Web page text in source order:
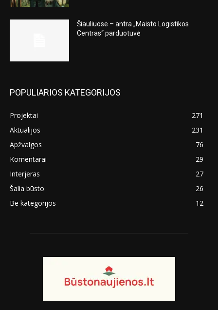
Šiauliuose – antra „Maisto Logistikos
Centras“ parduotuvė
POPULIARIOS KATEGORIJOS
Projektai
271
Aktualijos
231
Apžvalgos
76
Komentarai
29
Interjeras
27
Šalia būsto
26
Be kategorijos
12